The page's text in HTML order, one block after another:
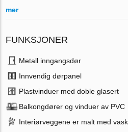
mer
FUNKSJONER
Metall inngangsdør
Innvendig dørpanel
Plastvinduer med doble glasert
Balkongdører og vinduer av PVC
Interiørveggene er malt med